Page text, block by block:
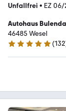
Unfallfrei • EZ
Autohaus
46485 Wesel
5 Sterne
(132